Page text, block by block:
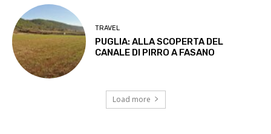
TRAVEL
PUGLIA: ALLA SCOPERTA DEL
CANALE DI PIRRO A FASANO
Load more